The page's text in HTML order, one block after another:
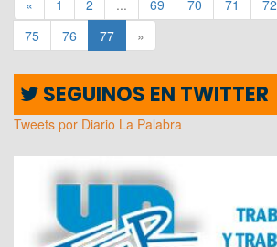
« 1 2 ... 69 70 71 72
75
76 77 »
SEGUINOS EN TWITTER
Tweets por Diario La Palabra